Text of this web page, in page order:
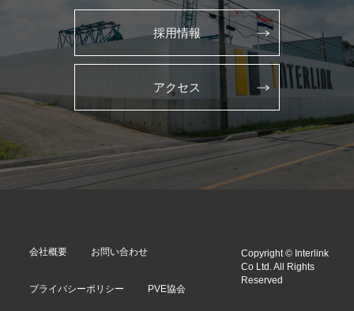
採用情報
アクセス
会社概要 お問い合わせ
プライバシーポリシー PVE協会
Copyright © Interlink
Co Ltd. All Rights
Reserved